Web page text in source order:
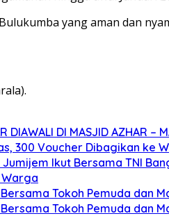
yang aman dan
DIAWALI DI MASJID AZHAR –
300 Voucher Dibagikan ke
Ikut Bersama TNI
Tokoh Pemuda dan
Tokoh Pemuda dan